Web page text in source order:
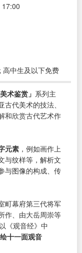
中生及以下免费
术鉴赏」 系列主
代美术的技法、
和欣赏古代艺术作
元素 ，例如画作上
与纹样等，解析文
与图像的构成、传
町幕府第三代将军
作、由大岳周崇等
《观音经》中
绘十一面观音